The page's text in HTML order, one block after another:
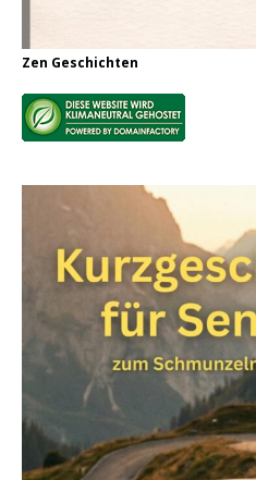
Zen Geschichten